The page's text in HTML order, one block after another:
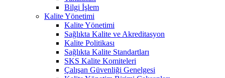
Bilgi İşlem
Kalite Yönetimi
Kalite Yönetimi
Sağlıkta Kalite ve Akreditasyon
Kalite Politikası
Sağlıkta Kalite Standartları
SKS Kalite Komiteleri
Çalışan Güvenliği Genelgesi